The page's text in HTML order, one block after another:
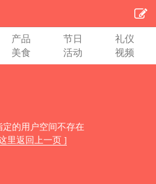
产品 节日
礼仪
美食 活动 视频
定的用户空间不存在
里返回上一页 ]